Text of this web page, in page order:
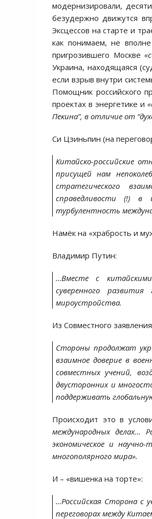
модернизировали,
безудержно движутся
Эксцессов на старте и
как понимаем, не
пригрозившего Москве
Украина, находящаяся
если взрыв внутри
Помощник российского
проектах в энергетике и
Пекина”, в отличие от
Си Цзиньпин (на
Китайско-российские
присущей нам
стратегического
справедливости (!) в
турбулентность
Намёк на «храбрость и
Владимир Путин:
…Вместе с китайскими
суверенного
мироустройства.
Из Совместного
Стороны продолжат
взаимное доверие в
совместных учений,
двусторонних и
поддерживать
Происходит это в
международных делах...
экономическое и
многополярного мира».
И – «вишенка на торте»:
…Российская Сторона с
переговорах между